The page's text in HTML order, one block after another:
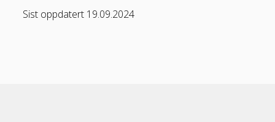
Sist oppdatert 19.09.2024